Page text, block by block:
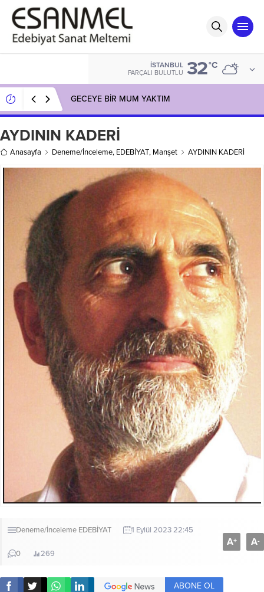
İSTANBUL
PARÇALI BULUTLU 32°C
GECEYE BİR MUM YAKTIM
AYDININ KADERİ
Anasayfa Deneme/İnceleme, EDEBİYAT, Manşet AYDININ KADERİ
Deneme/İnceleme EDEBİYAT 1 Eylül 2023 22:45
0 269
A+ A-
ABONE OL